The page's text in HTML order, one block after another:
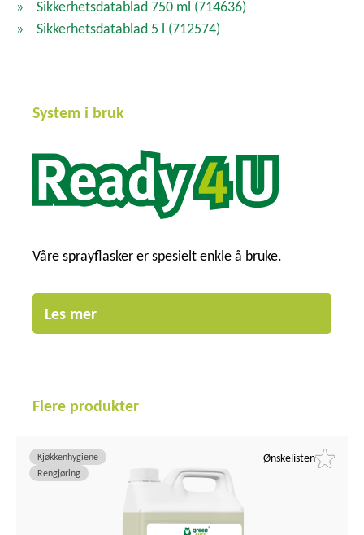
Sikkerhetsdatablad 750 ml (714636)
Sikkerhetsdatablad 5 l (712574)
System i bruk
Våre sprayflasker er spesielt enkle å bruke.
Les mer
Flere produkter
Ønskelisten
Kjøkkenhygiene
Rengjøring